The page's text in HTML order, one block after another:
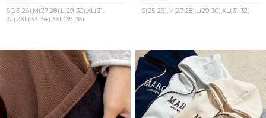
S(25-26),M(27-28),L(29-30),XL(31-
32),2XL(33-34),3XL(35-36)
S(25-26),M(27-28),L(29-30),XL(31-32)